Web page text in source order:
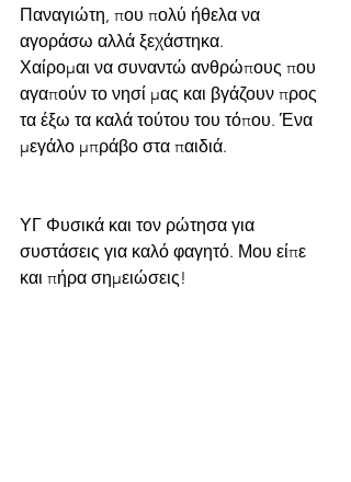
Παναγιώτη, που πολύ ήθελα να
αγοράσω αλλά ξεχάστηκα.
Χαίρομαι να συναντώ ανθρώπους που
αγαπούν το νησί μας και βγάζουν προς
τα έξω τα καλά τούτου του τόπου. Ένα
μεγάλο μπράβο στα παιδιά.
ΥΓ Φυσικά και τον ρώτησα για
συστάσεις για καλό φαγητό. Μου είπε
και πήρα σημειώσεις!